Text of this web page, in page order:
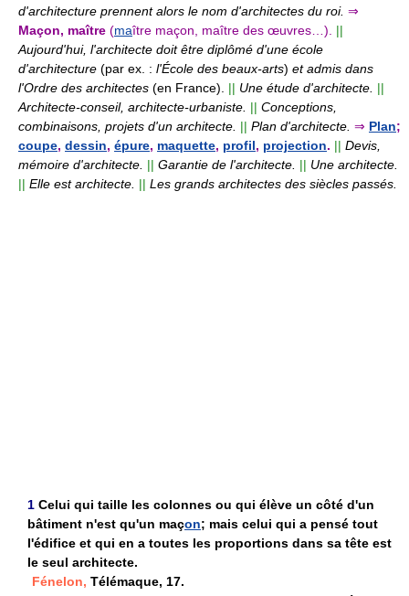
d'architecture prennent alors le nom d'architectes du roi. ⇒
Maçon, maître (maître maçon, maître des œuvres…).
||
Aujourd'hui, l'architecte doit être diplômé d'une école
d'architecture (par ex. : l'École des beaux-arts) et admis dans
l'Ordre des architectes (en France). || Une étude d'architecte. ||
Architecte-conseil, architecte-urbaniste. || Conceptions,
combinaisons, projets d'un architecte. || Plan d'architecte. ⇒ Plan;
coupe, dessin, épure, maquette, profil, projection. || Devis,
mémoire d'architecte. || Garantie de l'architecte. || Une architecte.
|| Elle est architecte. || Les grands architectes des siècles passés.
1 Celui qui taille les colonnes ou qui élève un côté d'un
bâtiment n'est qu'un maçon; mais celui qui a pensé tout
l'édifice et qui en a toutes les proportions dans sa tête est
le seul architecte.
Fénelon, Télémaque, 17.